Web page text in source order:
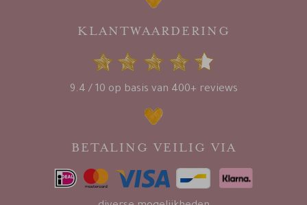
KLANTWAARDERING
9.4 / 10 op basis van 400+ reviews
BETALING VEILIG VIA